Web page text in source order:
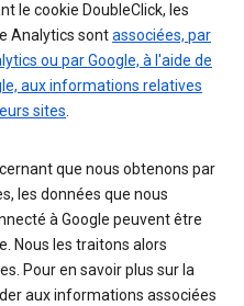
le cookie DoubleClick, les
Analytics sontassociées, par
ou par Google, à l'aide de
aux informations relatives
sites.
que nous obtenons par
les données que nous
à Google peuvent être
Nous les traitons alors
Pour en savoir plus sur la
aux informations associées